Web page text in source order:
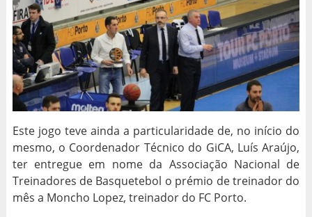
Este jogo teve ainda a particularidade de, no início do
mesmo, o Coordenador Técnico do GiCA, Luís Araújo,
ter entregue em nome da Associação Nacional de
Treinadores de Basquetebol o prémio de treinador do
mês a Moncho Lopez, treinador do FC Porto.